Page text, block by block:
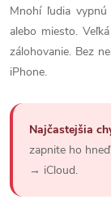
Mnohí ľudia
alebo miesto.
zálohovanie. Bez
iPhone.
Najčastejšia
zapnite ho
→ iCloud.